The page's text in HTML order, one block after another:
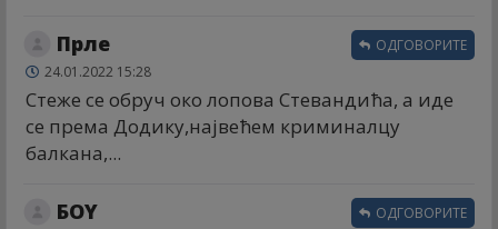
Прле
24.01.2022 15:28
Стеже се обруч око лопова Стевандића, а иде
се према Додику,највећем криминалцу
балкана,...
ОДГОВОРИТЕ
БОY ОДГОВОРИТЕ